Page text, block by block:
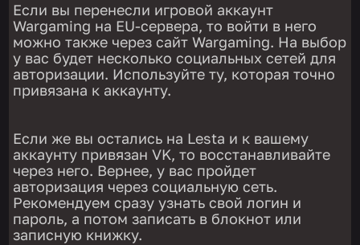
Если вы перенесли игровой аккаунт
Wargaming на EU-сервера, то войти в него
можно также через сайт Wargaming. На выбор
у вас будет несколько социальных сетей для
авторизации. Используйте ту, которая точно
привязана к аккаунту.
Если же вы остались на Lesta и к вашему
аккаунту привязан VK, то восстанавливайте
через него. Вернее, у вас пройдет
авторизация через социальную сеть.
Рекомендуем сразу узнать свой логин и
пароль, а потом записать в блокнот или
записную книжку.